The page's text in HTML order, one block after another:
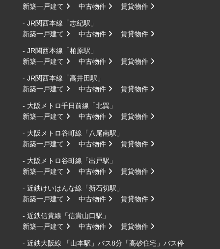
新築一戸建て
中古物件 賃貸物件
- JR関西本線「志紀駅」
新築一戸建て
中古物件 賃貸物件
- JR関西本線「柏原駅」
新築一戸建て
中古物件 賃貸物件
- JR関西本線「高井田駅」
新築一戸建て
中古物件 賃貸物件
- 大阪メトロ千日前線「北巽」
新築一戸建て
中古物件 賃貸物件
- 大阪メトロ谷町線「八尾南駅」
新築一戸建て
中古物件 賃貸物件
- 大阪メトロ谷町線「出戸駅」
新築一戸建て
中古物件 賃貸物件
- 近鉄けいはんな線「新石切駅」
新築一戸建て
中古物件 賃貸物件
- 近鉄信貴線「信貴山口駅」
新築一戸建て
中古物件 賃貸物件
- 近鉄大阪線 「山本駅」バス8分「高砂住宅」バス停